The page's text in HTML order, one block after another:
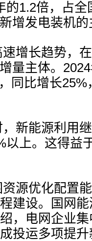
的1.2倍，占
增发电装机的
增长趋势，
量主体。
同比增长
新能源利用
以上。这得益
源优化配置
建设。国网
，电网企业
投运多项提